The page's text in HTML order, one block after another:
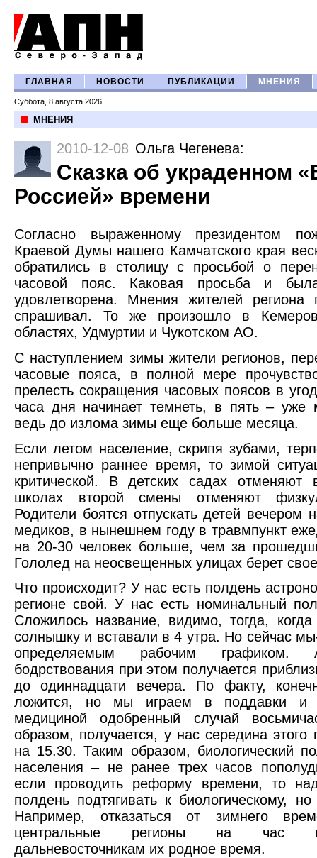
ГЛАВНАЯ НОВОСТИ ПУБЛИКАЦИИ МНЕНИЯ
Суббота, 8 августа 2026
МНЕНИЯ
2010-12-08 Ольга Чегенева:
Сказка об украденном
Россией» времени
Согласно выраженному президентом
Краевой Думы нашего Камчатского края
обратились в столицу с просьбой о
часовой пояс. Каковая просьба и была
удовлетворена. Мнения жителей
спрашивал. То же произошло в
областях, Удмуртии и Чукотском АО.
С наступлением зимы жители регионов,
часовые пояса, в полной мере
прелесть сокращения часовых поясов в
часа дня начинает темнеть, в пять –
ведь до излома зимы еще больше месяца.
Если летом население, скрипя зубами,
непривычно раннее время, то зимой
критической. В детских садах отменяют
школах второй смены отменяют
Родители боятся отпускать детей вечером
медиков, в нынешнем году в травмпункт
на 20-30 человек больше, чем за
Гололед на неосвещенных улицах берет
Что происходит? У нас есть полдень
регионе свой. У нас есть номинальный
Сложилось название, видимо, тогда,
солнышку и вставали в 4 утра. Но сейчас
определяемым рабочим графиком.
бодрствования при этом получается
до одиннадцати вечера. По факту,
ложится, но мы играем в поддавки и
медициной одобренный случай
образом, получается, у нас середина этого
на 15.30. Таким образом, биологический
населения – не ранее трех часов
если проводить реформу времени, то
полдень подтягивать к биологическому,
Например, отказаться от зимнего
центральные регионы на час
дальневосточникам их родное время.